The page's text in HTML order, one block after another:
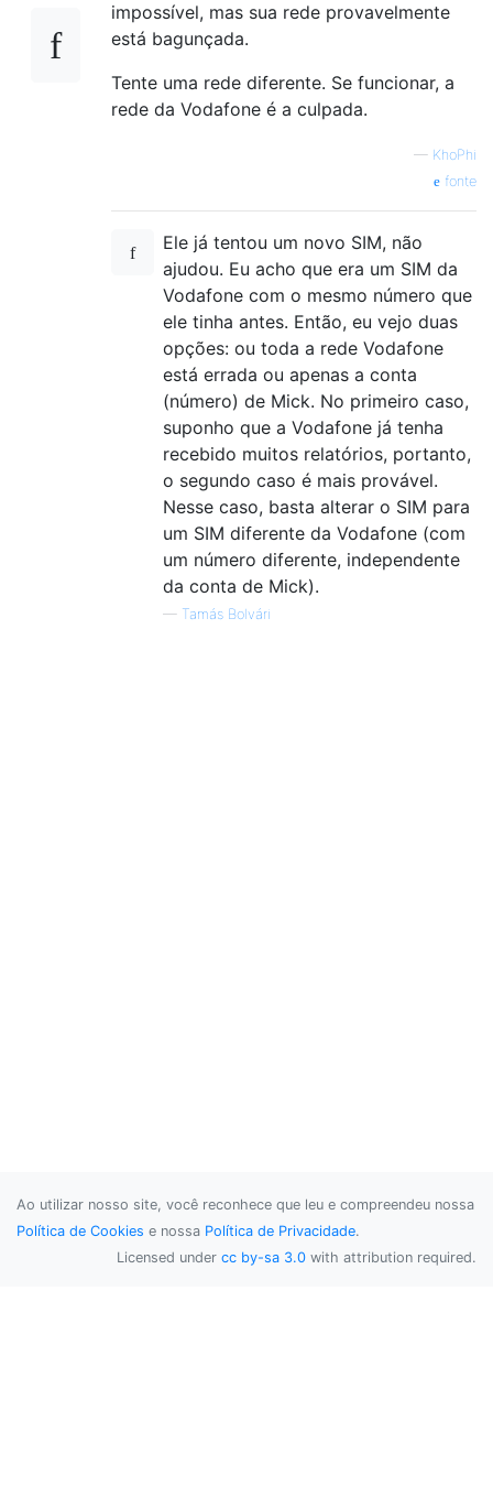
impossível, mas sua rede provavelmente
está bagunçada.
Tente uma rede diferente. Se funcionar, a
rede da Vodafone é a culpada.
— KhoPhi
fonte
Ele já tentou um novo SIM, não
ajudou. Eu acho que era um SIM da
Vodafone com o mesmo número que
ele tinha antes. Então, eu vejo duas
opções: ou toda a rede Vodafone
está errada ou apenas a conta
(número) de Mick. No primeiro caso,
suponho que a Vodafone já tenha
recebido muitos relatórios, portanto,
o segundo caso é mais provável.
Nesse caso, basta alterar o SIM para
um SIM diferente da Vodafone (com
um número diferente, independente
da conta de Mick).
— Tamás Bolvári
Ao utilizar nosso site, você reconhece que leu e compreendeu nossa
Política de Cookies e nossa Política de Privacidade.
Licensed under cc by-sa 3.0 with attribution required.